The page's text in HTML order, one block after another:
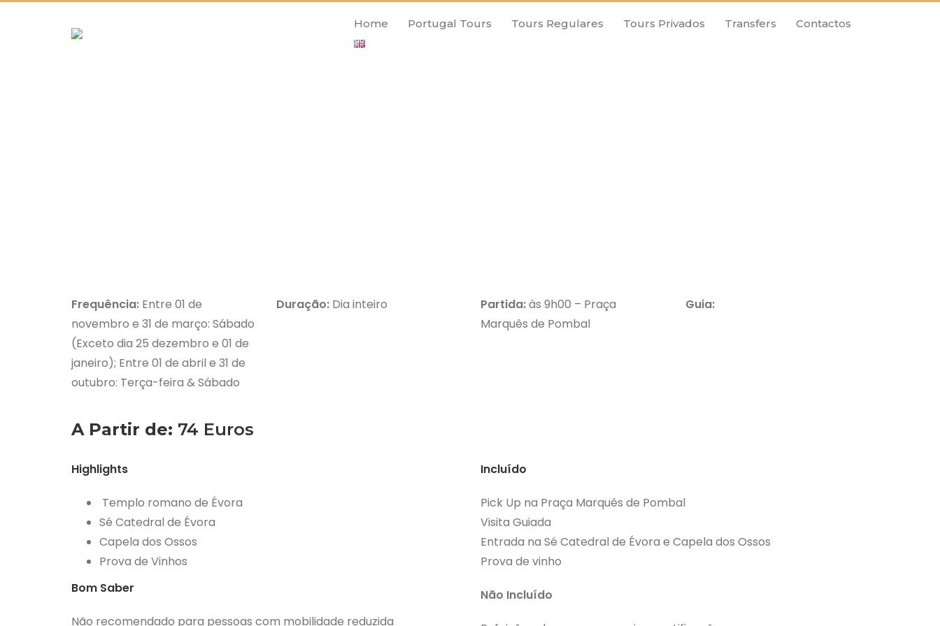
Home Portugal Tours Tours Regulares Tours Privados Transfers Contactos
Frequência: Entre 01 de
novembro e 31 de março: Sábado
(Exceto dia 25 dezembro e 01 de
janeiro); Entre 01 de abril e 31 de
outubro: Terça-feira & Sábado
Duração:Dia inteiro Partida:às 9h00 – Praça
Marquês de Pombal
Guia:
A Partir de: 74 Euros
Highlights
Templo romano de Évora
Sé Catedral de Évora
Capela dos Ossos
Prova de Vinhos
Bom Saber
Não recomendado para pessoas com mobilidade reduzida
Incluído
Pick Up na Praça Marquês de Pombal
Visita Guiada
Entrada na Sé Catedral de Évora e Capela dos Ossos
Prova de vinho
Não Incluído